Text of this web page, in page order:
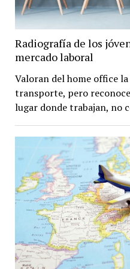
Radiografía de los
mercado laboral
Valoran del home office
transporte, pero
lugar donde trabajan, no